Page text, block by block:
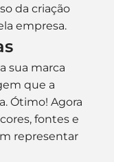
da criação
empresa.
sua marca
que a
Ótimo! Agora
fontes e
representar